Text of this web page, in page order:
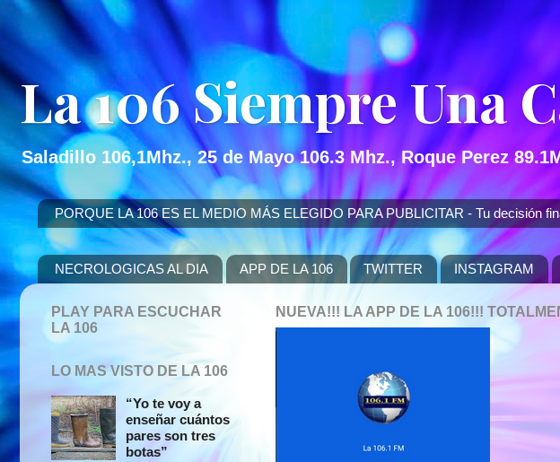
La 106 Siempre Una
Saladillo 106,1Mhz., 25 de Mayo 106.3 Mhz., Roque Perez
PORQUE LA 106 ES EL MEDIO MÁS ELEGIDO PARA PUBLICITAR - Tu decisión
NECROLOGICAS AL DIA APP DE LA 106 TWITTER INSTAGRAM
NUEVA!!! LA APP DE LA 106!!!
PLAY PARA ESCUCHAR
LA 106
LO MAS VISTO DE LA 106
“Yo te voy a
enseñar cuántos
pares son tres
botas”